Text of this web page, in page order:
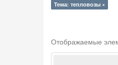
Тема: тепловозы ×
Отображаемые